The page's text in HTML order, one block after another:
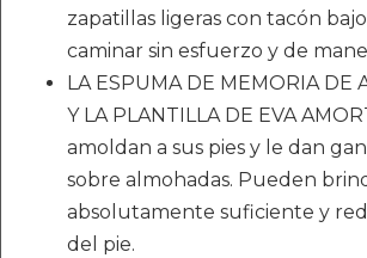
zapatillas ligeras con tacón
caminar sin esfuerzo y de
LA ESPUMA DE MEMORIA DE
Y LA PLANTILLA DE EVA
amoldan a sus pies y le dan
sobre almohadas. Pueden
absolutamente suficiente y
del pie.